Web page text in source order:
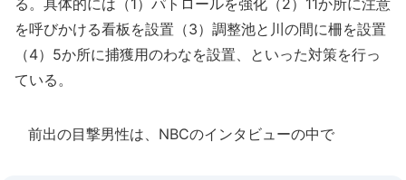
る。具体的には（1）パトロールを強化（2）11か所に注意
を呼びかける看板を設置（3）調整池と川の間に柵を設置
（4）5か所に捕獲用のわなを設置、といった対策を行っ
ている。
前出の目撃男性は、NBCのインタビューの中で